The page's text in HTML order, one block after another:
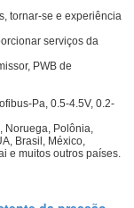
tornar-se e experiência
serviços da
PWB de
Pa, 0.5-4.5V, 0.2-
Noruega, Polônia,
Brasil, México,
e muitos outros países.